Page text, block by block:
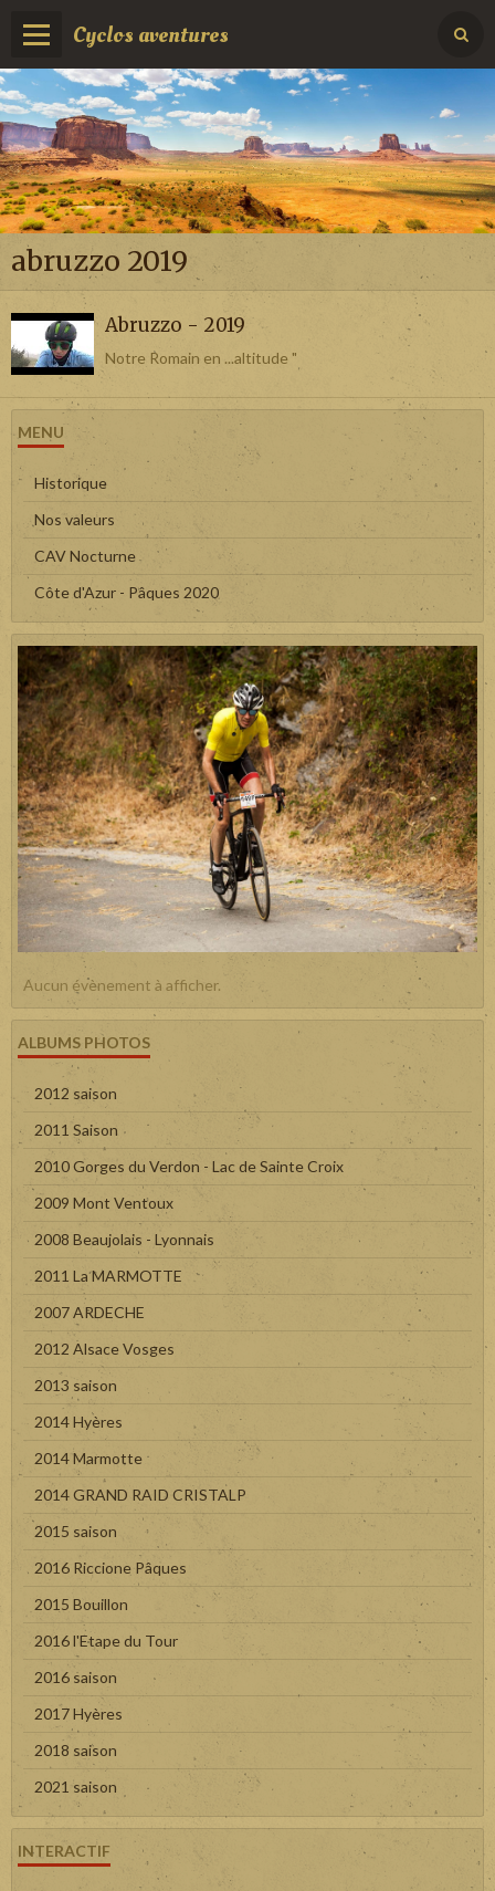
Cyclos aventures
abruzzo 2019
Abruzzo - 2019
Notre Romain en ...altitude "
MENU
Historique
Nos valeurs
CAV Nocturne
Côte d'Azur - Pâques 2020
Aucun évènement à afficher.
ALBUMS PHOTOS
2012 saison
2011 Saison
2010 Gorges du Verdon - Lac de Sainte Croix
2009 Mont Ventoux
2008 Beaujolais - Lyonnais
2011 La MARMOTTE
2007 ARDECHE
2012 Alsace Vosges
2013 saison
2014 Hyères
2014 Marmotte
2014 GRAND RAID CRISTALP
2015 saison
2016 Riccione Pâques
2015 Bouillon
2016 l'Etape du Tour
2016 saison
2017 Hyères
2018 saison
2021 saison
INTERACTIF